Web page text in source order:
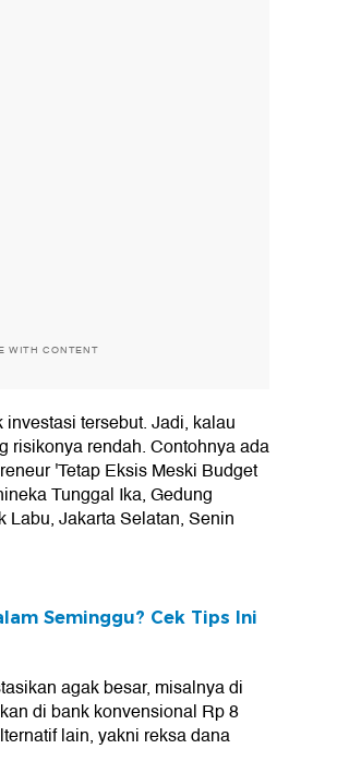
WITH CONTENT
tersebut. Jadi, kalau
risikonya rendah. Contohnya ada
'Tetap Eksis Meski Budget
Tunggal Ika, Gedung
Labu, Jakarta Selatan, Senin
Seminggu? Cek Tips Ini
agak besar, misalnya di
di bank konvensional Rp 8
lain, yakni reksa dana